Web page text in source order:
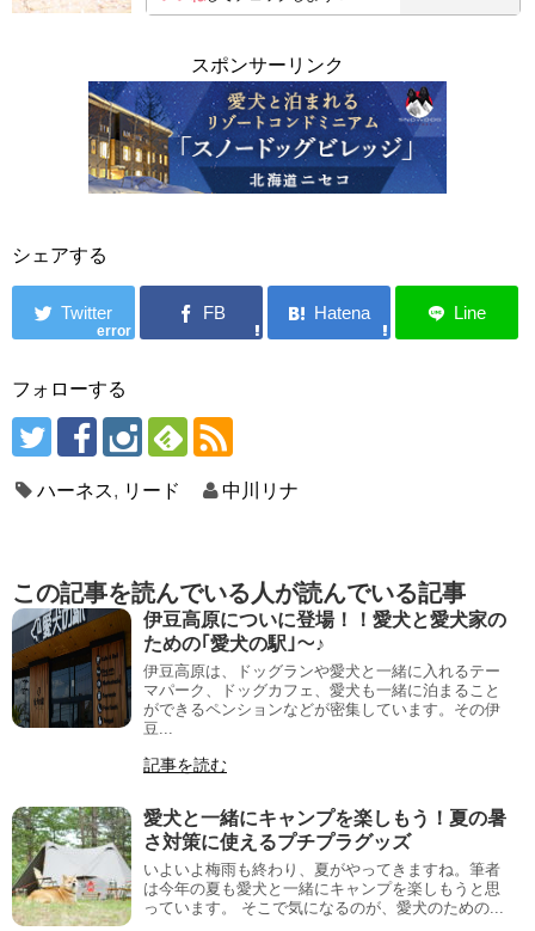
スポンサーリンク
シェアする
error
フォローする
ハーネス, リード 中川リナ
この記事を読んでいる人が読んでいる記事
伊豆高原についに登場！！愛犬と愛犬家の
ための｢愛犬の駅｣～♪
伊豆高原は、ドッグランや愛犬と一緒に入れるテー
マパーク、ドッグカフェ、愛犬も一緒に泊まること
ができるペンションなどが密集しています。その伊
豆...
記事を読む
愛犬と一緒にキャンプを楽しもう！夏の暑
さ対策に使えるプチプラグッズ
いよいよ梅雨も終わり、夏がやってきますね。筆者
は今年の夏も愛犬と一緒にキャンプを楽しもうと思
っています。 そこで気になるのが、愛犬のための...